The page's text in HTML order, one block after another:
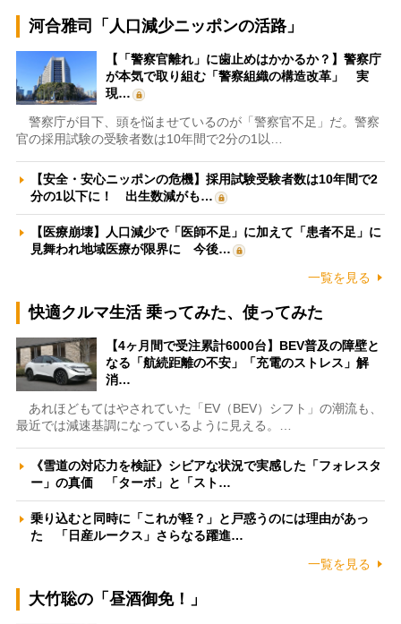
河合雅司「人口減少ニッポンの活路」
【「警察官離れ」に歯止めはかかるか？】警察庁
が本気で取り組む「警察組織の構造改革」 実
現…
警察庁が目下、頭を悩ませているのが「警察官不足」だ。警察
官の採用試験の受験者数は10年間で2分の1以…
【安全・安心ニッポンの危機】採用試験受験者数は10年間で2
分の1以下に！ 出生数減がも…
【医療崩壊】人口減少で「医師不足」に加えて「患者不足」に
見舞われ地域医療が限界に 今後…
一覧を見る
快適クルマ生活 乗ってみた、使ってみた
【4ヶ月間で受注累計6000台】BEV普及の障壁と
なる「航続距離の不安」「充電のストレス」解
消…
あれほどもてはやされていた「EV（BEV）シフト」の潮流も、
最近では減速基調になっているように見える。…
《雪道の対応力を検証》シビアな状況で実感した「フォレスタ
ー」の真価 「ターボ」と「スト…
乗り込むと同時に「これが軽？」と戸惑うのには理由があっ
た 「日産ルークス」さらなる躍進…
一覧を見る
大竹聡の「昼酒御免！」